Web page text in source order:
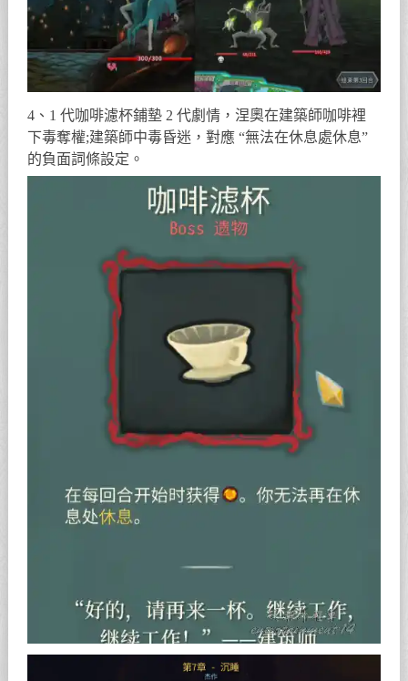
4、1 代咖啡濾杯鋪墊 2 代劇情，涅奧在建築師咖啡裡
下毒奪權;建築師中毒昏迷，對應 “無法在休息處休息”
的負面詞條設定。